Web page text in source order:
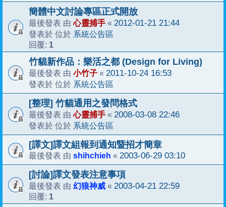
簡體中文討論專區正式開放
最後發表 由心靈捕手 « 2012-01-21 21:44
發表於 位於 系統公告區
回覆: 1
竹貓新作品：樂活之都 (Design for Living)
最後發表 由 小竹子 « 2011-10-24 16:53
發表於 位於 系統公告區
[整理] 竹貓通用之發問格式
最後發表 由心靈捕手 « 2008-03-08 22:46
發表於 位於 系統公告區
[譯文]譯文組報到通知暨招才簡章
最後發表 由 shihchieh « 2003-06-29 03:10
[討論]譯文發表注意事項
最後發表 由 幻狼神威 « 2003-04-21 22:59
回覆: 1